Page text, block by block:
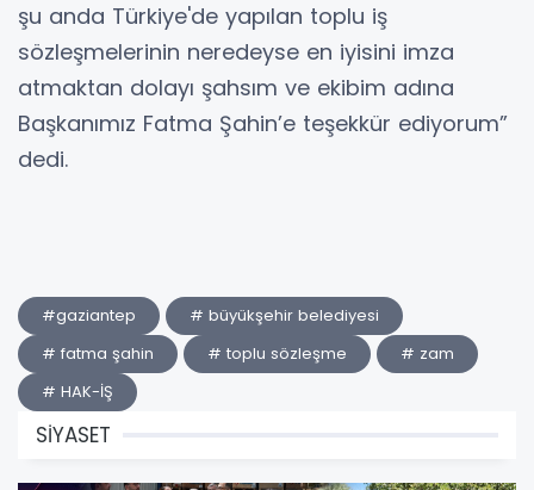
şu anda Türkiye'de yapılan toplu iş
sözleşmelerinin neredeyse en iyisini imza
atmaktan dolayı şahsım ve ekibim adına
Başkanımız Fatma Şahin’e teşekkür ediyorum”
dedi.
#gaziantep
# büyükşehir belediyesi
# fatma şahin
# toplu sözleşme
# zam
# HAK-İŞ
SİYASET